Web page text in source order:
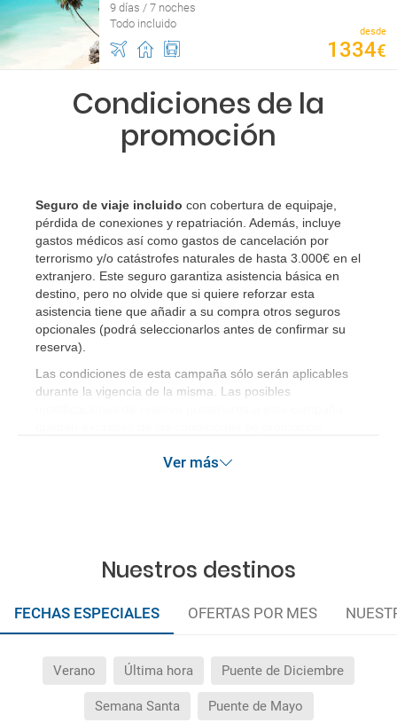
9 días / 7 noches
Todo incluido
desde
1334€
Condiciones de la
promoción
Seguro de viaje incluido con cobertura de equipaje,
pérdida de conexiones y repatriación. Además, incluye
gastos médicos así como gastos de cancelación por
terrorismo y/o catástrofes naturales de hasta 3.000€ en el
extranjero. Este seguro garantiza asistencia básica en
destino, pero no olvide que si quiere reforzar esta
asistencia tiene que añadir a su compra otros seguros
opcionales (podrá seleccionarlos antes de confirmar su
reserva)
Las condiciones de esta campaña sólo serán aplicables
durante la vigencia de la misma. Las posibles
Ver más
Nuestros destinos
FECHAS ESPECIALES OFERTAS POR MES
Verano Última hora Puente de Diciembre
Semana Santa Puente de Mayo